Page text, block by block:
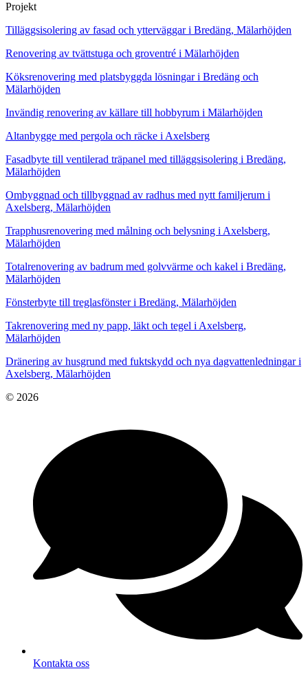
Projekt
Tilläggsisolering av fasad och ytterväggar i Bredäng, Mälarhöjden
Renovering av tvättstuga och groventré i Mälarhöjden
Köksrenovering med platsbyggda lösningar i Bredäng och
Mälarhöjden
Invändig renovering av källare till hobbyrum i Mälarhöjden
Altanbygge med pergola och räcke i Axelsberg
Fasadbyte till ventilerad träpanel med tilläggsisolering i Bredäng,
Mälarhöjden
Ombyggnad och tillbyggnad av radhus med nytt familjerum i
Axelsberg, Mälarhöjden
Trapphusrenovering med målning och belysning i Axelsberg,
Mälarhöjden
Totalrenovering av badrum med golvvärme och kakel i Bredäng,
Mälarhöjden
Fönsterbyte till treglasfönster i Bredäng, Mälarhöjden
Takrenovering med ny papp, läkt och tegel i Axelsberg,
Mälarhöjden
Dränering av husgrund med fuktskydd och nya dagvattenledningar i
Axelsberg, Mälarhöjden
© 2026
Kontakta oss